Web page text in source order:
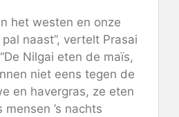
het westen en onze
naast”, vertelt Prasai
Nilgai eten de maïs,
niet eens tegen de
en havergras, ze eten
’s nachts